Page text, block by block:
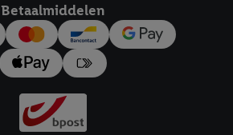
Betaalmiddelen